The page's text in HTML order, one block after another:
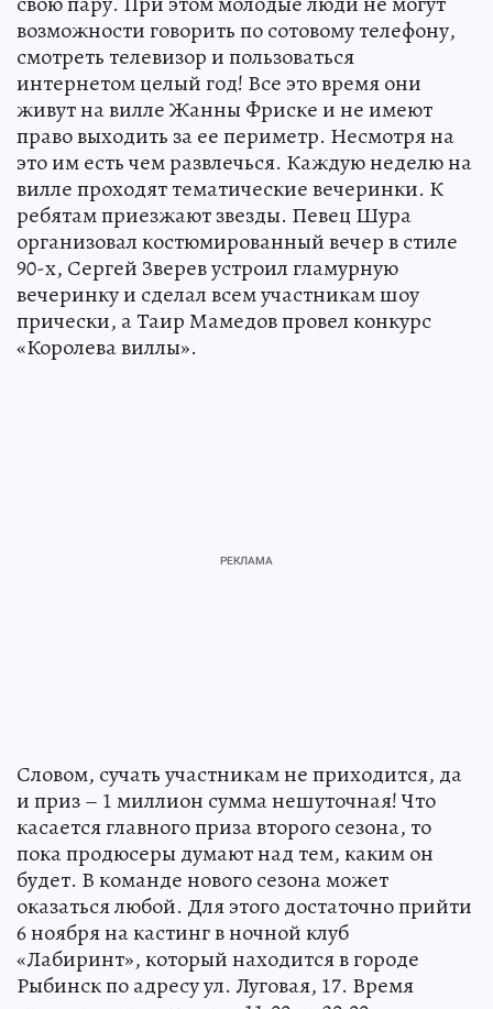
возможности говорить по сотовому телефону,
смотреть телевизор и пользоваться
интернетом целый год! Все это время они
живут на вилле Жанны Фриске и не имеют
право выходить за ее периметр. Несмотря на
это им есть чем развлечься. Каждую неделю на
вилле проходят тематические вечеринки. К
ребятам приезжают звезды. Певец Шура
организовал костюмированный вечер в стиле
90-х, Сергей Зверев устроил гламурную
вечеринку и сделал всем участникам шоу
прически, а Таир Мамедов провел конкурс
«Королева виллы».
Словом, сучать участникам не приходится, да
и приз – 1 миллион сумма нешуточная! Что
касается главного приза второго сезона, то
пока продюсеры думают над тем, каким он
будет. В команде нового сезона может
оказаться любой. Для этого достаточно прийти
6 ноября на кастинг в ночной клуб
«Лабиринт», который находится в городе
Рыбинск по адресу ул. Луговая, 17. Время